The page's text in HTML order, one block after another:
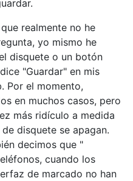
realmente no he
yo mismo he
disquete o un botón
"Guardar" en mis
Por el momento,
en muchos casos, pero
más ridículo a medida
disquete se apagan.
decimos que "
cuando los
de marcado no han